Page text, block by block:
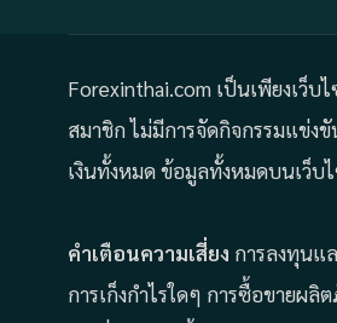
Forexinthai.com เป็นเพียงเว็
สมาชิก ไม่มีการจัดกิจกรรมแข่ง
เงินทั้งหมด ข้อมูลทั้งหมดบนเว็บ
คำเตือนความเสี่ยง การลงทุนแ
การเก็งกำไรใดๆ การซื้อขายผ